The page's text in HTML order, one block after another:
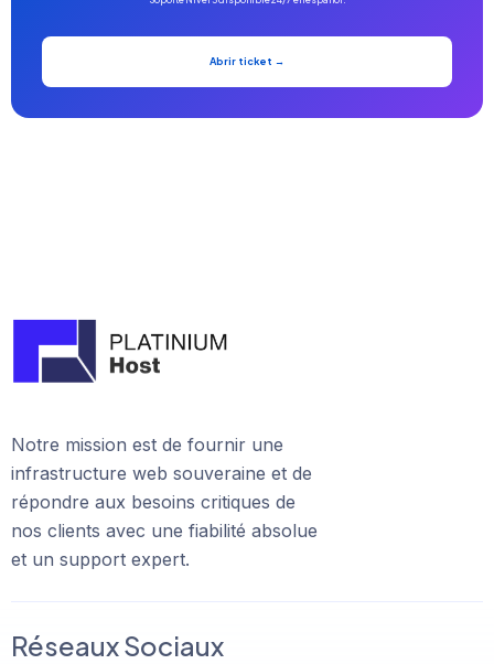
Abrir ticket →
Notre mission est de fournir une
infrastructure web souveraine et de
répondre aux besoins critiques de
nos clients avec une fiabilité absolue
et un support expert.
Réseaux Sociaux